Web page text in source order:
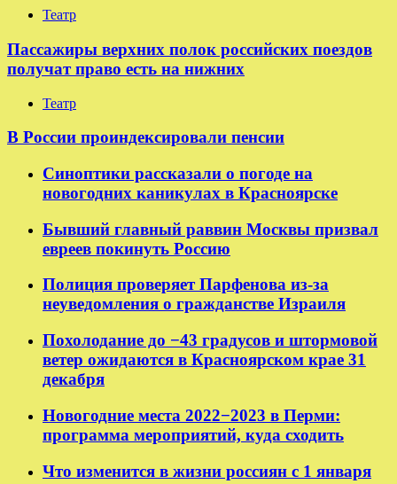
Театр
Пассажиры верхних полок российских поездов
получат право есть на нижних
Театр
В России проиндексировали пенсии
Синоптики рассказали о погоде на
новогодних каникулах в Красноярске
Бывший главный раввин Москвы призвал
евреев покинуть Россию
Полиция проверяет Парфенова из-за
неуведомления о гражданстве Израиля
Похолодание до −43 градусов и штормовой
ветер ожидаются в Красноярском крае 31
декабря
Новогодние места 2022−2023 в Перми:
программа мероприятий, куда сходить
Что изменится в жизни россиян с 1 января